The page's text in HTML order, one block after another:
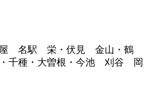
名駅 栄・伏見 金山・鶴
千種・大曽根・今池 刈谷 岡